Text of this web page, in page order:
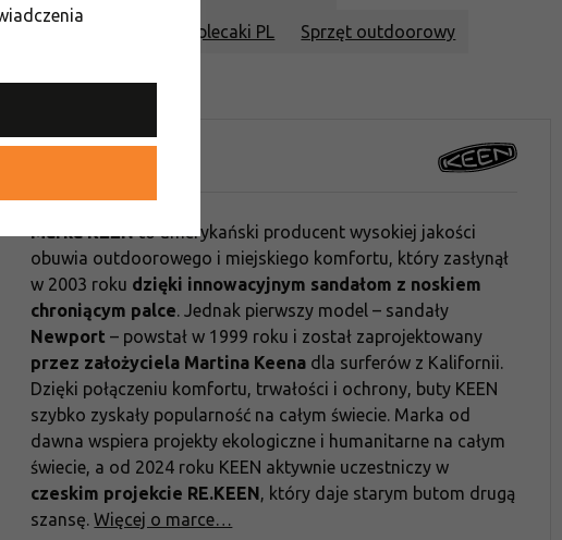
GÓRY ZNIŻEK - 22% na plecaki PL Sprzęt outdoorowy
Marka KEENto amerykański producent wysokiej jakości
obuwia outdoorowego i miejskiego komfortu, który zasłynął
w 2003 roku dzięki innowacyjnym sandałom z noskiem
chroniącym palce. Jednak pierwszy model – sandały
Newport – powstał w 1999 roku i został zaprojektowany
przez założyciela Martina Keena dla surferów z Kalifornii.
Dzięki połączeniu komfortu, trwałości i ochrony, buty KEEN
szybko zyskały popularność na całym świecie. Marka od
dawna wspiera projekty ekologiczne i humanitarne na całym
świecie, a od 2024 roku KEEN aktywnie uczestniczy w
czeskim projekcie RE.KEEN, który daje starym butom drugą
szansę.Więcej o marce…